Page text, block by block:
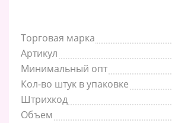
Торговая марка
Артикул
Минимальный опт
Кол-во штук в упаковке
Штрихкод
Объем